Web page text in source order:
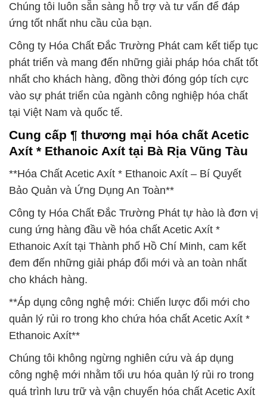
Chúng tôi luôn sẵn sàng hỗ trợ và tư vấn để đáp
ứng tốt nhất nhu cầu của bạn.
Công ty Hóa Chất Đắc Trường Phát cam kết tiếp tục
phát triển và mang đến những giải pháp hóa chất tốt
nhất cho khách hàng, đồng thời đóng góp tích cực
vào sự phát triển của ngành công nghiệp hóa chất
tại Việt Nam và quốc tế.
Cung cấp ¶ thương mại hóa chất Acetic
Axít * Ethanoic Axít tại Bà Rịa Vũng Tàu
**Hóa Chất Acetic Axít * Ethanoic Axít – Bí Quyết
Bảo Quản và Ứng Dụng An Toàn**
Công ty Hóa Chất Đắc Trường Phát tự hào là đơn vị
cung ứng hàng đầu về hóa chất Acetic Axít *
Ethanoic Axít tại Thành phố Hồ Chí Minh, cam kết
đem đến những giải pháp đổi mới và an toàn nhất
cho khách hàng.
**Áp dụng công nghệ mới: Chiến lược đổi mới cho
quản lý rủi ro trong kho chứa hóa chất Acetic Axít *
Ethanoic Axít**
Chúng tôi không ngừng nghiên cứu và áp dụng
công nghệ mới nhằm tối ưu hóa quản lý rủi ro trong
quá trình lưu trữ và vận chuyển hóa chất Acetic Axít